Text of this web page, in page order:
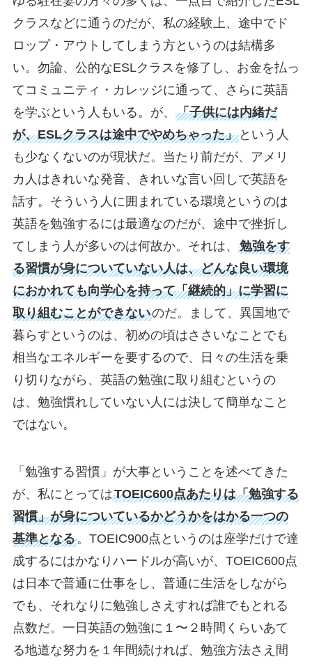
クラスなどに通うのだが、私の経験上、途中でド
ロップ・アウトしてしまう方というのは結構多
い。勿論、公的なESLクラスを修了し、お金を払っ
てコミュニティ・カレッジに通って、さらに英語
を学ぶという人もいる。が、 「子供には内緒だ
が、ESLクラスは途中でやめちゃった」という人
も少なくないのが現状だ。当たり前だが、アメリ
カ人はきれいな発音、きれいな言い回しで英語を
話す。そういう人に囲まれている環境というのは
英語を勉強するには最適なのだが、途中で挫折し
てしまう人が多いのは何故か。それは、 勉強をす
る習慣が身についていない人は、どんな良い環境
におかれても向学心を持って「継続的」に学習に
取り組むことができないのだ。まして、異国地で
暮らすというのは、初めの頃はささいなことでも
相当なエネルギーを要するので、日々の生活を乗
り切りながら、英語の勉強に取り組むというの
は、勉強慣れしていない人には決して簡単なこと
ではない。
「勉強する習慣」が大事ということを述べてきた
が、私にとってはTOEIC600点あたりは「勉強する
習慣」が身についているかどうかをはかる一つの
基準となる。TOEIC900点というのは座学だけで達
成するにはかなりハードルが高いが、TOEIC600点
は日本で普通に仕事をし、普通に生活をしながら
でも、それなりに勉強しさえすれば誰でもとれる
点数だ。一日英語の勉強に１〜２時間くらいあて
る地道な努力を１年間続ければ、勉強方法さえ間